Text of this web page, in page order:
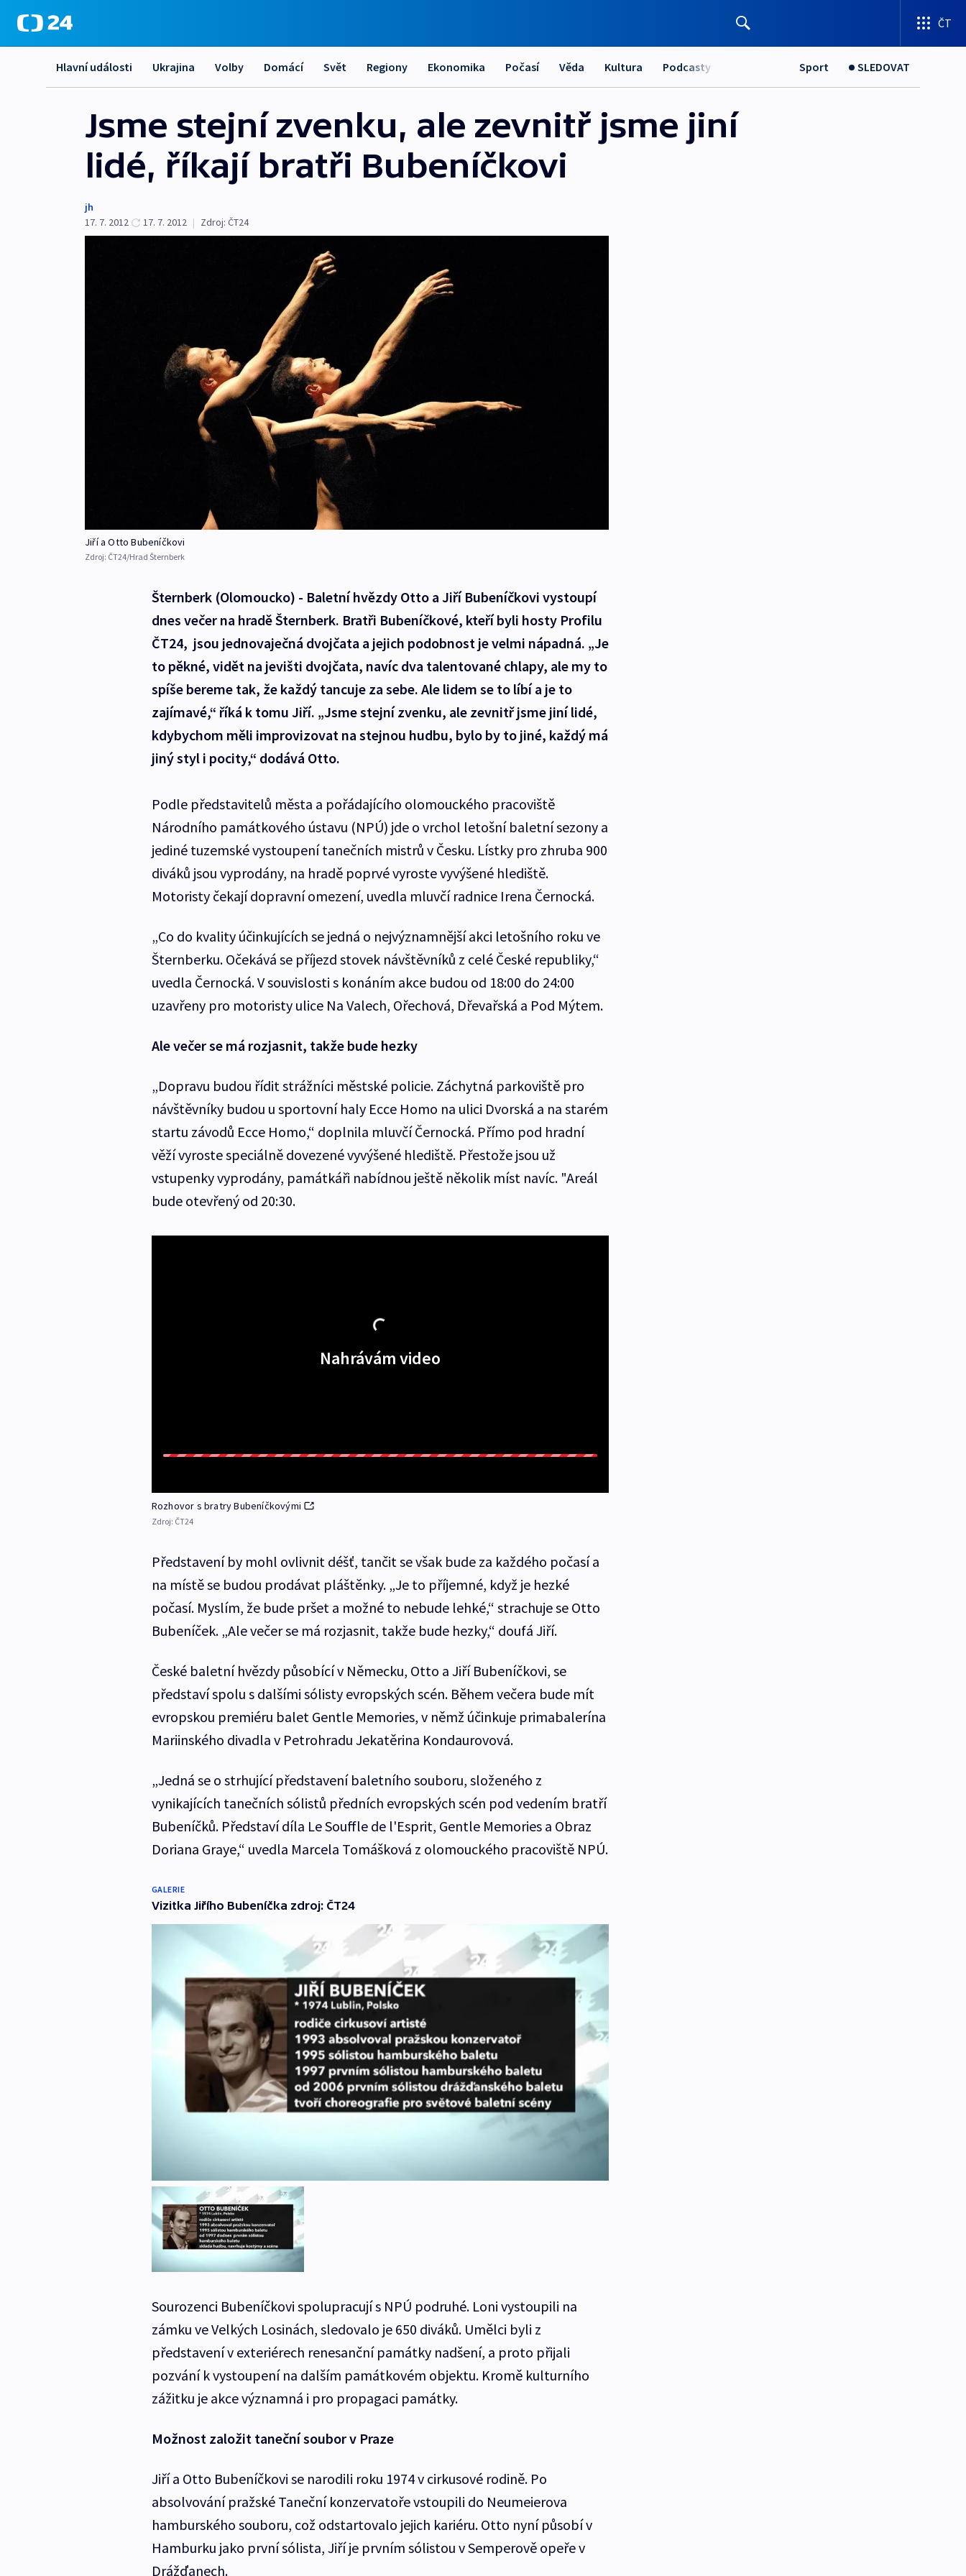
ČT
Hlavní události Ukrajina Volby Domácí Svět Regiony Ekonomika Počasí Věda Kultura Podcasty Sport SLEDOVAT
Jsme stejní zvenku, ale zevnitř jsme jiní
lidé, říkají bratři Bubeníčkovi
jh
17. 7. 2012
17. 7. 2012 | Zdroj: ČT24
Jiří a Otto Bubeníčkovi
Zdroj: ČT24/Hrad Šternberk
Šternberk (Olomoucko) - Baletní hvězdy Otto a Jiří Bubeníčkovi vystoupí
dnes večer na hradě Šternberk. Bratři Bubeníčkové, kteří byli hosty Profilu
ČT24, jsou jednovaječná dvojčata a jejich podobnost je velmi nápadná. „Je
to pěkné, vidět na jevišti dvojčata, navíc dva talentované chlapy, ale my to
spíše bereme tak, že každý tancuje za sebe. Ale lidem se to líbí a je to
zajímavé,“ říká k tomu Jiří. „Jsme stejní zvenku, ale zevnitř jsme jiní lidé,
kdybychom měli improvizovat na stejnou hudbu, bylo by to jiné, každý má
jiný styl i pocity,“ dodává Otto.
Podle představitelů města a pořádajícího olomouckého pracoviště
Národního památkového ústavu (NPÚ) jde o vrchol letošní baletní sezony a
jediné tuzemské vystoupení tanečních mistrů v Česku. Lístky pro zhruba 900
diváků jsou vyprodány, na hradě poprvé vyroste vyvýšené hlediště.
Motoristy čekají dopravní omezení, uvedla mluvčí radnice Irena Černocká.
„Co do kvality účinkujících se jedná o nejvýznamnější akci letošního roku ve
Šternberku. Očekává se příjezd stovek návštěvníků z celé České republiky,“
uvedla Černocká. V souvislosti s konáním akce budou od 18:00 do 24:00
uzavřeny pro motoristy ulice Na Valech, Ořechová, Dřevařská a Pod Mýtem.
Ale večer se má rozjasnit, takže bude hezky
„Dopravu budou řídit strážníci městské policie. Záchytná parkoviště pro
návštěvníky budou u sportovní haly Ecce Homo na ulici Dvorská a na starém
startu závodů Ecce Homo,“ doplnila mluvčí Černocká. Přímo pod hradní
věží vyroste speciálně dovezené vyvýšené hlediště. Přestože jsou už
vstupenky vyprodány, památkáři nabídnou ještě několik míst navíc. "Areál
bude otevřený od 20:30.
Nahrávám video
Rozhovor s bratry Bubeníčkovými
Zdroj: ČT24
Představení by mohl ovlivnit déšť, tančit se však bude za každého počasí a
na místě se budou prodávat pláštěnky. „Je to příjemné, když je hezké
počasí. Myslím, že bude pršet a možné to nebude lehké,“ strachuje se Otto
Bubeníček. „Ale večer se má rozjasnit, takže bude hezky,“ doufá Jiří.
České baletní hvězdy působící v Německu, Otto a Jiří Bubeníčkovi, se
představí spolu s dalšími sólisty evropských scén. Během večera bude mít
evropskou premiéru balet Gentle Memories, v němž účinkuje primabalerína
Mariinského divadla v Petrohradu Jekatěrina Kondaurovová.
„Jedná se o strhující představení baletního souboru, složeného z
vynikajících tanečních sólistů předních evropských scén pod vedením bratří
Bubeníčků. Představí díla Le Souffle de l'Esprit, Gentle Memories a Obraz
Doriana Graye,“ uvedla Marcela Tomášková z olomouckého pracoviště NPÚ.
GALERIE
Vizitka Jiřího Bubeníčka zdroj: ČT24
Sourozenci Bubeníčkovi spolupracují s NPÚ podruhé. Loni vystoupili na
zámku ve Velkých Losinách, sledovalo je 650 diváků. Umělci byli z
představení v exteriérech renesanční památky nadšení, a proto přijali
pozvání k vystoupení na dalším památkovém objektu. Kromě kulturního
zážitku je akce významná i pro propagaci památky.
Možnost založit taneční soubor v Praze
Jiří a Otto Bubeníčkovi se narodili roku 1974 v cirkusové rodině. Po
absolvování pražské Taneční konzervatoře vstoupili do Neumeierova
hamburského souboru, což odstartovalo jejich kariéru. Otto nyní působí v
Hamburku jako první sólista, Jiří je prvním sólistou v Semperově opeře v
Drážďanech.